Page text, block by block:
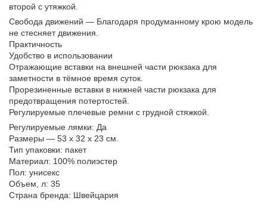
второй с утяжкой.
Свобода движений — Благодаря продуманному крою модель
не стесняет движения.
Практичность
Удобство в использовании
Отражающие вставки на внешней части рюкзака для
заметности в тёмное время суток.
Прорезиненные вставки в нижней части рюкзака для
предотвращения потертостей.
Регулируемые плечевые ремни с грудной стяжкой.
Регулируемые лямки: Да
Размеры — 53 x 32 x 23 см.
Тип упаковки: пакет
Материал: 100% полиэстер
Пол: унисекс
Объем, л: 35
Страна бренда: Швейцария